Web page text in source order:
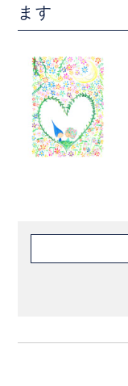
ます